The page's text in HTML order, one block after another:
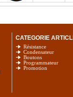
CATEGORIE
Résistance
Condensateur
Boutons
Programmateur
Promotion